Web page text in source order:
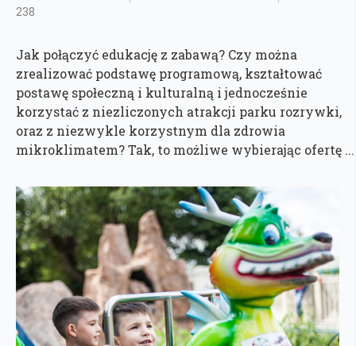
238
Jak połączyć edukację z zabawą? Czy można
zrealizować podstawę programową, kształtować
postawę społeczną i kulturalną i jednocześnie
korzystać z niezliczonych atrakcji parku rozrywki,
oraz z niezwykle korzystnym dla zdrowia
mikroklimatem? Tak, to możliwe wybierając ofertę ...